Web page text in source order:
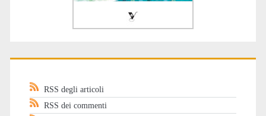
RSS degli articoli
RSS dei commenti